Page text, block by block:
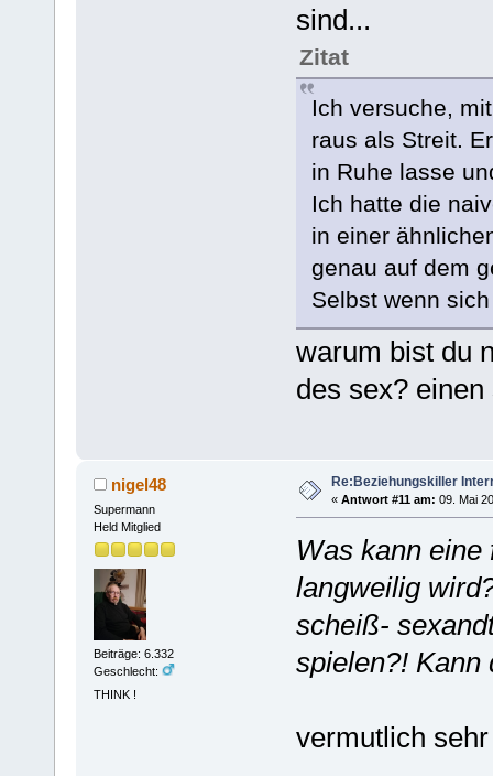
sind...
Zitat
Ich versuche,
raus als Streit.
in Ruhe lasse
Ich hatte die
in einer
genau auf dem
Selbst wenn
warum bist du
des sex?
nigel48
Supermann
Held Mitglied
Beiträge: 6.332
Geschlecht:
THINK !
Re:Beziehungskiller
« Antwort #11 am: 09. Mai
Was kann
langweilig
scheiß-
spielen?! Kann
vermutlich